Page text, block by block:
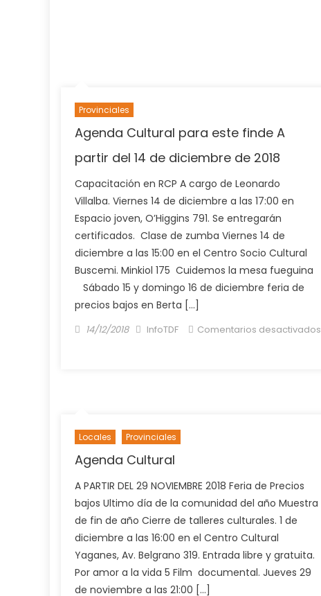
Provinciales
Agenda Cultural para este finde A
partir del 14 de diciembre de 2018
Capacitación en RCP A cargo de Leonardo
Villalba. Viernes 14 de diciembre a las 17:00 en
Espacio joven, O’Higgins 791. Se entregarán
certificados. Clase de zumba Viernes 14 de
diciembre a las 15:00 en el Centro Socio Cultural
Buscemi. Minkiol 175 Cuidemos la mesa fueguina
Sábado 15 y domingo 16 de diciembre feria de
precios bajos en Berta […]
Posted
14/12/2018 Author
InfoTDF
Comentarios desactivados
A
partir
14
de
diciembre
de
2018
Locales Provinciales
Agenda Cultural
A PARTIR DEL 29 NOVIEMBRE 2018 Feria de Precios
bajos Ultimo día de la comunidad del año Muestra
de fin de año Cierre de talleres culturales. 1 de
diciembre a las 16:00 en el Centro Cultural
Yaganes, Av. Belgrano 319. Entrada libre y gratuita.
Por amor a la vida 5 Film documental. Jueves 29
de noviembre a las 21:00 […]